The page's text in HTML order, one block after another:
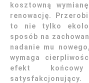
kosztowną
renowację.
to nie tylko
sposób na
nadanie mu
wymaga
efekt